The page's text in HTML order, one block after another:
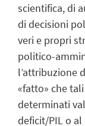
scientifica, di
di decisioni
veri e propri
politico-
l’attribuzione
«fatto» che
determinati
deficit/PIL o